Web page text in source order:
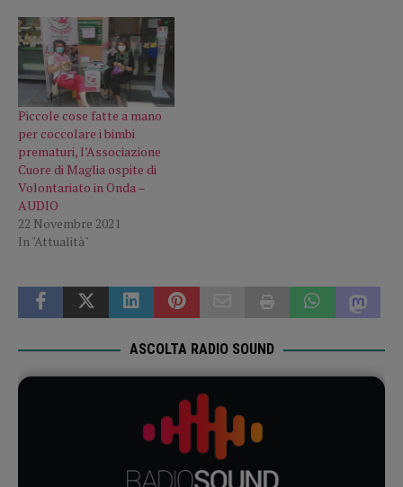
Piccole cose fatte a mano
per coccolare i bimbi
prematuri, l’Associazione
Cuore di Maglia ospite di
Volontariato in Onda –
AUDIO
22 Novembre 2021
In "Attualità"
ASCOLTA RADIO SOUND